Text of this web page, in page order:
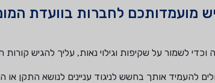
מועמדותכם לחברות בוועדת
לשמור על שקיפות וגילוי נאות, עליך להגיש קורות
להעמיד אותך בחשש לניגוד עניינים לנושא התקן או